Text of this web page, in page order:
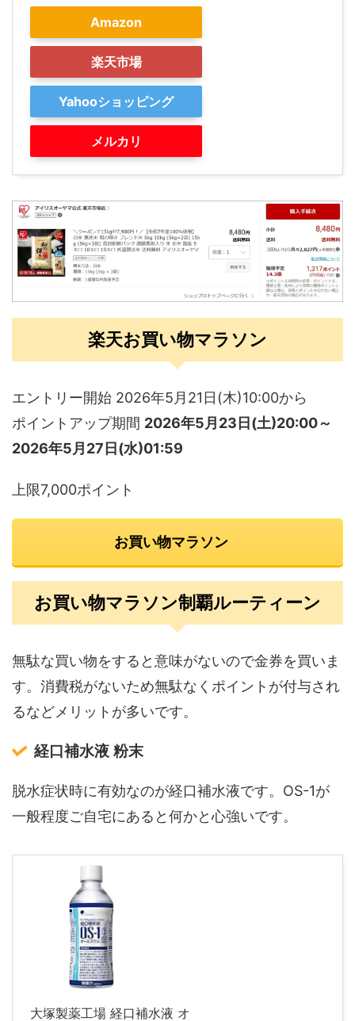
Amazon
楽天市場
Yahooショッピング
メルカリ
楽天お買い物マラソン
エントリー開始 2026年5月21日(木)10:00から
ポイントアップ期間 2026年5月23日(土)20:00～
2026年5月27日(水)01:59
上限7,000ポイント
お買い物マラソン
お買い物マラソン制覇ルーティーン
無駄な買い物をすると意味がないので金券を買いま
す。消費税がないため無駄なくポイントが付与され
るなどメリットが多いです。
経口補水液 粉末
脱水症状時に有効なのが経口補水液です。OS-1が
一般程度ご自宅にあると何かと心強いです。
大塚製薬工場 経口補水液 オ